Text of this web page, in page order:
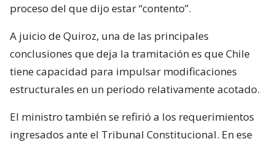
proceso del que dijo estar “contento”.
A juicio de Quiroz, una de las principales
conclusiones que deja la tramitación es que Chile
tiene capacidad para impulsar modificaciones
estructurales en un periodo relativamente acotado.
El ministro también se refirió a los requerimientos
ingresados ante el Tribunal Constitucional. En ese